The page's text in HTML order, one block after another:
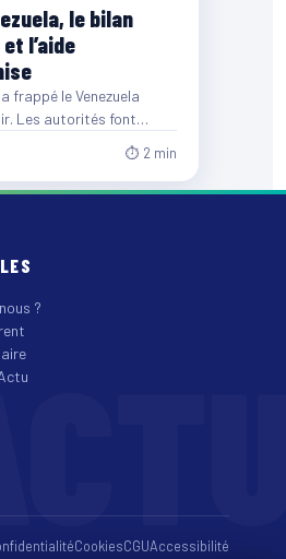
le bilan
l’aide
frappé le Venezuela
Les autorités font
⏱ 2 min
?
CookiesCGUAccessibilité